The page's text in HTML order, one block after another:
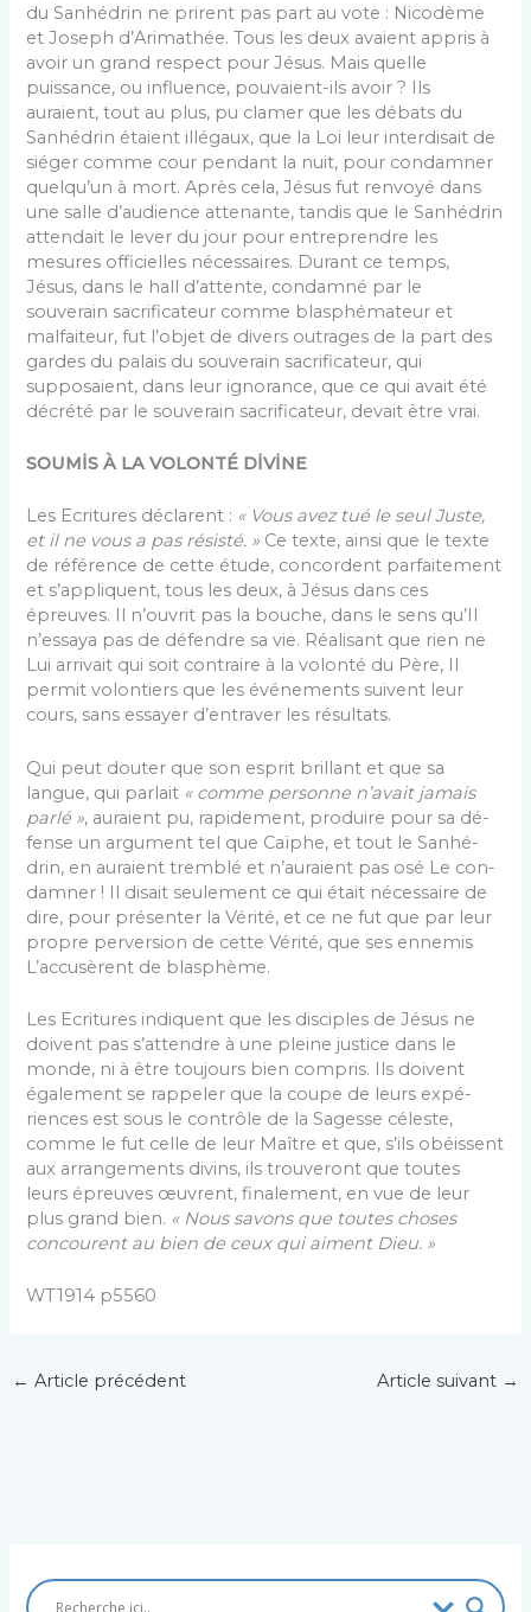
du Sanhédrin ne prirent pas part au vote : Nicodème
et Joseph d’Arimathée. Tous les deux avaient appris à
avoir un grand respect pour Jésus. Mais quelle
puissance, ou influence, pouvaient-ils avoir ? Ils
auraient, tout au plus, pu clamer que les débats du
Sanhédrin étaient illégaux, que la Loi leur interdisait de
siéger comme cour pendant la nuit, pour condamner
quelqu’un à mort. Après cela, Jésus fut renvoyé dans
une salle d’audience attenante, tandis que le Sanhédrin
attendait le lever du jour pour entreprendre les
mesures officielles nécessaires. Durant ce temps,
Jésus, dans le hall d’attente, condamné par le
souverain sacrificateur comme blasphémateur et
malfaiteur, fut l’objet de divers outrages de la part des
gardes du palais du souverain sacrificateur, qui
supposaient, dans leur ignorance, que ce qui avait été
décrété par le souverain sacrificateur, devait être vrai.
SOUMİS À LA VOLONTÉ DİVİNE
Les Ecritures déclarent : « Vous avez tué le seul Juste,
et il ne vous a pas résisté. » Ce texte, ainsi que le texte
de référence de cette étude, concordent par­faitement
et s’appliquent, tous les deux, à Jésus dans ces
épreuves. Il n’ouvrit pas la bouche, dans le sens qu’Il
n’essaya pas de défendre sa vie. Réalisant que rien ne
Lui arrivait qui soit contraire à la volonté du Père, Il
permit volontiers que les événements suivent leur
cours, sans essayer d’entraver les résultats.
Qui peut douter que son esprit brillant et que sa
langue, qui parlait « comme personne n’avait jamais
parlé », auraient pu, rapidement, produire pour sa dé­
fense un argument tel que Caïphe, et tout le Sanhé­
drin, en auraient tremblé et n’auraient pas osé Le con­
damner ! Il disait seulement ce qui était nécessaire de
dire, pour présenter la Vérité, et ce ne fut que par leur
propre perversion de cette Vérité, que ses ennemis
L’accusèrent de blasphème.
Les Ecritures indiquent que les disciples de Jésus ne
doivent pas s’attendre à une pleine justice dans le
monde, ni à être toujours bien compris. Ils doivent
également se rappeler que la coupe de leurs expé­
riences est sous le contrôle de la Sagesse céleste,
comme le fut celle de leur Maître et que, s’ils obéissent
aux arrangements divins, ils trouveront que toutes
leurs épreuves œuvrent, finalement, en vue de leur
plus grand bien. « Nous savons que toutes choses
concourent au bien de ceux qui aiment Dieu. »
WT1914 p5560
← Article précédent Article suivant →